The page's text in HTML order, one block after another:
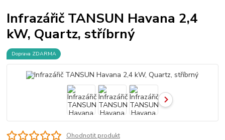
Infrazářič TANSUN Havana 2,4
kW, Quartz, stříbrný
Doprava ZDARMA
Ohodnotit produkt